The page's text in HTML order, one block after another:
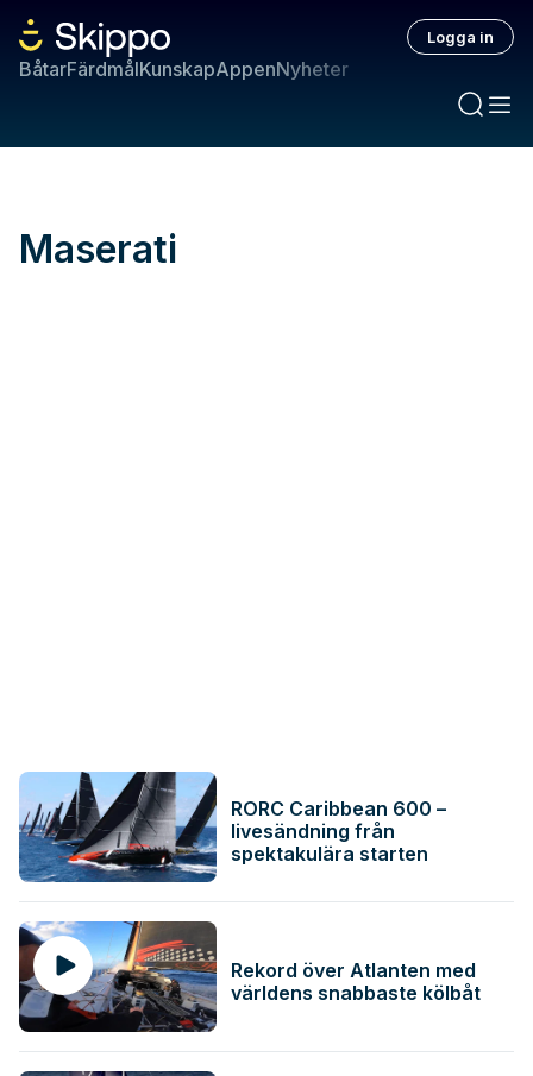
BåtarFärdmålKunskapAppenNyheter
Logga in
Maserati
RORC Caribbean 600 –
livesändning från
spektakulära starten
Rekord över Atlanten med
världens snabbaste kölbåt